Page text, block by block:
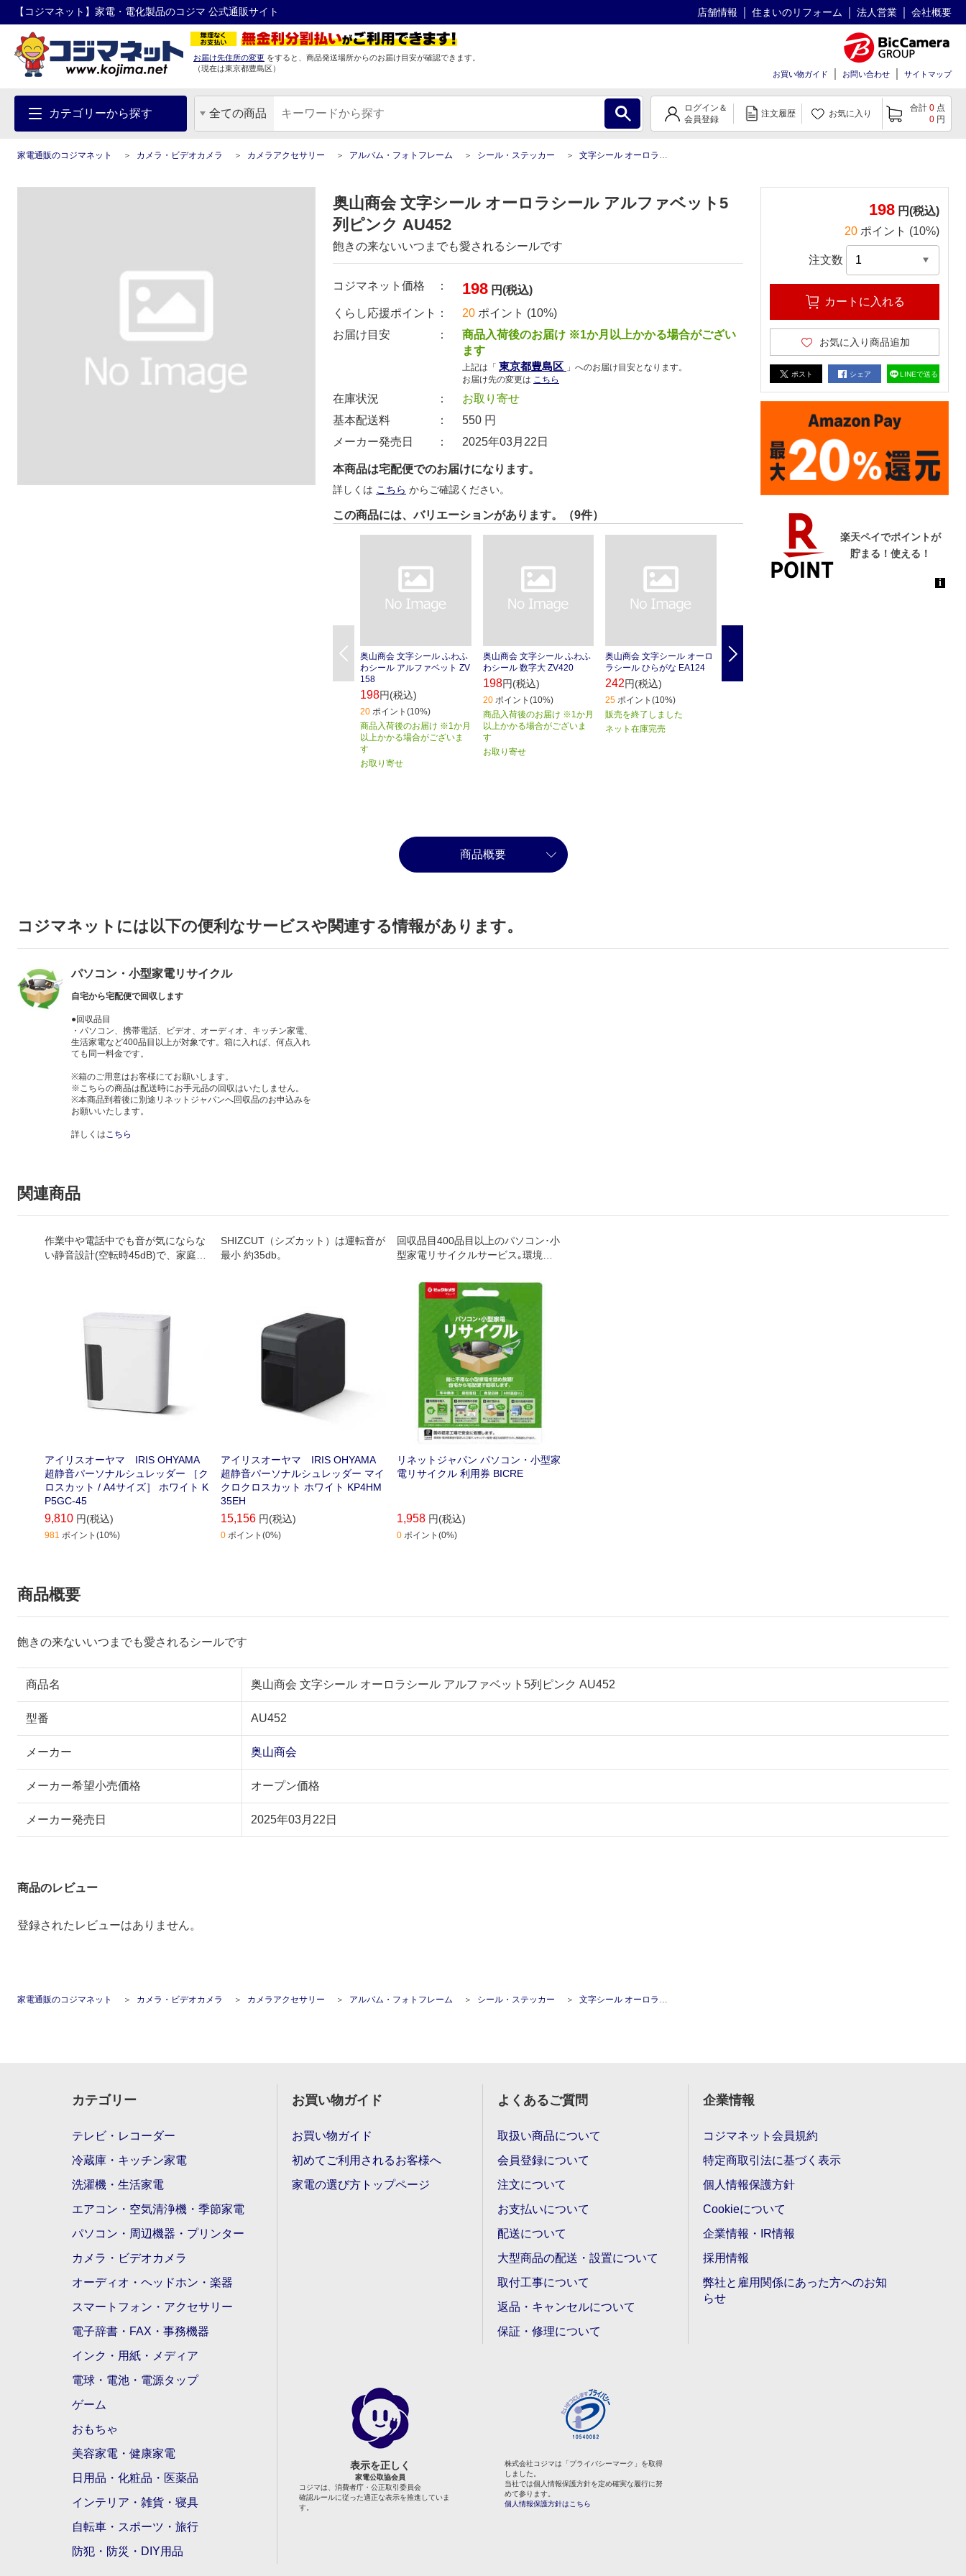
【コジマネット】家電・電化製品のコジマ 公式通販サイト 店舗情報 住まいのリフォーム 法人営業 会社概要
お届け先住所の変更 をすると、商品発送場所からのお届け目安が確認できます。
（現在は東京都豊島区）
お買い物ガイド お問い合わせ サイトマップ
カテゴリーから探す 全ての商品
ログイン＆
会員登録
注文履歴 お気に入り
合計 0 点
0 円
家電通販のコジマネット カメラ・ビデオカメラ カメラアクセサリー アルバム・フォトフレーム シール・ステッカー 文字シール オーロラシール アルファベット5列ピンク
奥山商会 文字シール オーロラシール アルファベット5
列ピンク AU452
飽きの来ないいつまでも愛されるシールです
コジマネット価格 ： 198 円(税込)
くらし応援ポイント：
20 ポイント (10%)
お届け目安 ：
商品入荷後のお届け ※1か月以上かかる場合がござい
ます
上記は「 東京都豊島区 」へのお届け目安となります。
お届け先の変更は こちら
在庫状況 ：
お取り寄せ
基本配送料 ：
550 円
メーカー発売日 ：
2025年03月22日
本商品は宅配便でのお届けになります。
詳しくは こちら からご確認ください。
この商品には、バリエーションがあります。（9件）
Previous
奥山商会 文字シール ふわふ
わシール アルファベット ZV
158
198円(税込)
20 ポイント(10%)
商品入荷後のお届け ※1か月
以上かかる場合がございま
す
お取り寄せ
奥山商会 文字シール ふわふ
わシール 数字大 ZV420
198円(税込)
20 ポイント(10%)
商品入荷後のお届け ※1か月
以上かかる場合がございま
す
お取り寄せ
奥山商会 文字シール オーロ
ラシール ひらがな EA124
242円(税込)
25 ポイント(10%)
販売を終了しました
ネット在庫完売
奥山商会 文字シール オーロ
242
198 円(税込)
20 ポイント (10%)
注文数
カートに入れる
お気に入り商品追加
ポスト シェア LINEで送る
商品概要
コジマネットには以下の便利なサービスや関連する情報があります。
パソコン・小型家電リサイクル
自宅から宅配便で回収します
●回収品目
・パソコン、携帯電話、ビデオ、オーディオ、キッチン家電、
生活家電など400品目以上が対象です。箱に入れば、何点入れ
ても同一料金です。
※箱のご用意はお客様にてお願いします。
※こちらの商品は配送時にお手元品の回収はいたしません。
※本商品到着後に別途リネットジャパンへ回収品のお申込みを
お願いいたします。
詳しくは こちら
関連商品
作業中や電話中でも音が気にならな
い静音設計(空転時45dB)で、家庭や
アイリスオーヤマ IRIS OHYAMA
超静音パーソナルシュレッダー ［ク
ロスカット / A4サイズ］ ホワイト K
P5GC-45
9,810 円(税込)
981 ポイント(10%)
SHIZCUT（シズカット）は運転音が
最小 約35db。
アイリスオーヤマ IRIS OHYAMA
超静音パーソナルシュレッダー マイ
クロクロスカット ホワイト KP4HM
35EH
15,156 円(税込)
0 ポイント(0%)
回収品目400品目以上のパソコン･小
型家電リサイクルサービス｡環境省･
ュリティ管理･適正な処理が行われ､
再資源化されます｡年中無休｡自宅か
ら宅配便で回収します｡
リネットジャパン パソコン・小型家
電リサイクル 利用券 BICRE
1,958 円(税込)
0 ポイント(0%)
商品概要
飽きの来ないいつまでも愛されるシールです
商品名 奥山商会 文字シール オーロラシール アルファベット5列ピンク AU452
型番 AU452
メーカー 奥山商会
メーカー希望小売価格 オープン価格
メーカー発売日 2025年03月22日
商品のレビュー
登録されたレビューはありません。
家電通販のコジマネット カメラ・ビデオカメラ カメラアクセサリー アルバム・フォトフレーム シール・ステッカー 文字シール オーロラシール アルファベット5列ピンク
カテゴリー
テレビ・レコーダー
冷蔵庫・キッチン家電
洗濯機・生活家電
エアコン・空気清浄機・季節家電
パソコン・周辺機器・プリンター
カメラ・ビデオカメラ
オーディオ・ヘッドホン・楽器
スマートフォン・アクセサリー
電子辞書・FAX・事務機器
インク・用紙・メディア
電球・電池・電源タップ
ゲーム
おもちゃ
美容家電・健康家電
日用品・化粧品・医薬品
インテリア・雑貨・寝具
自転車・スポーツ・旅行
防犯・防災・DIY用品
お買い物ガイド
お買い物ガイド
初めてご利用されるお客様へ
家電の選び方トップページ
よくあるご質問
取扱い商品について
会員登録について
注文について
お支払いについて
配送について
大型商品の配送・設置について
取付工事について
返品・キャンセルについて
保証・修理について
企業情報
コジマネット会員規約
特定商取引法に基づく表示
個人情報保護方針
Cookieについて
企業情報・IR情報
採用情報
弊社と雇用関係にあった方へのお知
らせ
表示を正しく
家電公取協会員
コジマは、消費者庁・公正取引委員会
確認ルールに従った適正な表示を推進していま
す。
株式会社コジマは「プライバシーマーク」を取得
しました。
当社では個人情報保護方針を定め確実な履行に努
めて参ります。
個人情報保護方針はこちら